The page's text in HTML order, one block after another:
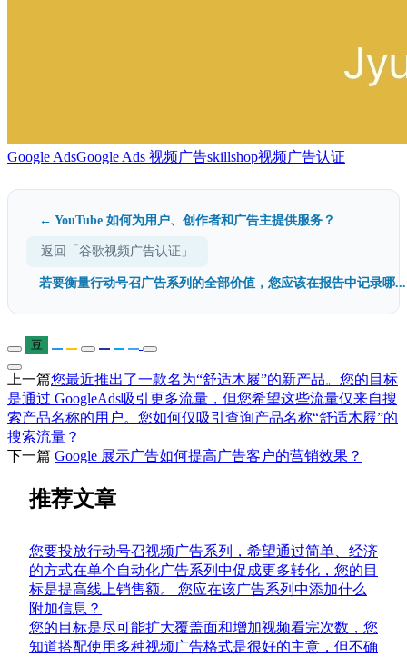
Google AdsGoogle Ads 视频广告skillshop视频广告认证
← YouTube 如何为用户、创作者和广告主提供服务？
返回「谷歌视频广告认证」
若要衡量行动号召广告系列的全部价值，您应该在报告中记录哪
豆
上一篇您最近推出了一款名为“舒适木屐”的新产品。您的目标
是通过 GoogleAds吸引更多流量，但您希望这些流量仅来自搜
索产品名称的用户。您如何仅吸引查询产品名称“舒适木屐”的
搜索流量？
下一篇 Google 展示广告如何提高广告客户的营销效果？
推荐文章
您要投放行动号召视频广告系列，希望通过简单、经济
的方式在单个自动化广告系列中促成更多转化，您的目
标是提高线上销售额。 您应在该广告系列中添加什么
附加信息？
您的目标是尽可能扩大覆盖面和增加视频看完次数，您
知道搭配使用多种视频广告格式是很好的主意，但不确